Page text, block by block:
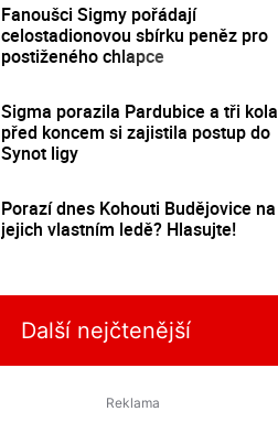
Fanoušci Sigmy pořádají
celostadionovou sbírku peněz pro
postiženého chlapce
Sigma porazila Pardubice a tři kola
před koncem si zajistila postup do
Synot ligy
Porazí dnes Kohouti Budějovice na
jejich vlastním ledě? Hlasujte!
Další nejčtenější